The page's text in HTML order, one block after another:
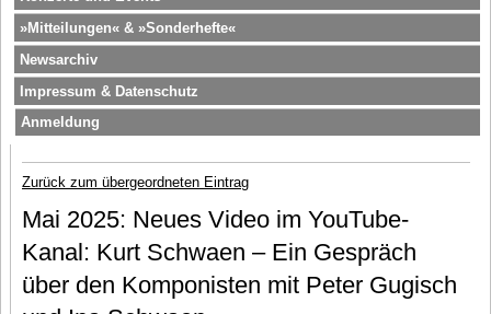
»Mitteilungen« & »Sonderhefte«
Newsarchiv
Impressum & Datenschutz
Anmeldung
Zurück zum übergeordneten Eintrag
Mai 2025: Neues Video im YouTube-
Kanal: Kurt Schwaen – Ein Gespräch
über den Komponisten mit Peter Gugisch